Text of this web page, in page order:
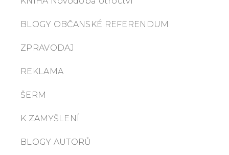
BLOGY OBČANSKÉ REFERENDUM
ZPRAVODAJ
REKLAMA
ŠERM
K ZAMYŠLENÍ
BLOGY AUTORŮ